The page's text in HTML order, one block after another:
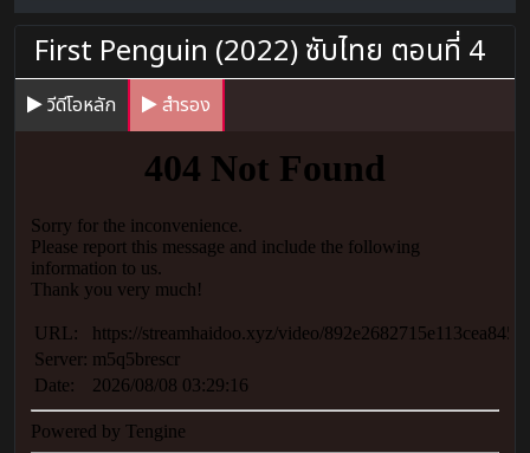
First Penguin (2022) ซับไทย ตอนที่ 4
วีดีโอหลัก สำรอง